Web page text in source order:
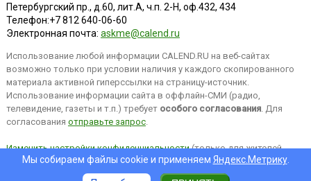
Петербургский пр., д.60, лит.А, ч.п. 2-Н, оф.432, 434
Телефон:+7 812 640-06-60
Электронная почта: askme@calend.ru
Использование любой информации CALEND.RU на веб-сайтах
возможно только при условии наличия у каждого скопированного
материала активной гиперссылки на страницу-источник.
Использование информации сайта в оффлайн-СМИ (радио,
телевидение, газеты и т.п.) требует особого согласования. Для
согласования отправьте запрос.
Изменить настройки конфиденциальности(только для жителей
EEA).Мы собираем файлы cookie и применяем Яндекс.Метрику.